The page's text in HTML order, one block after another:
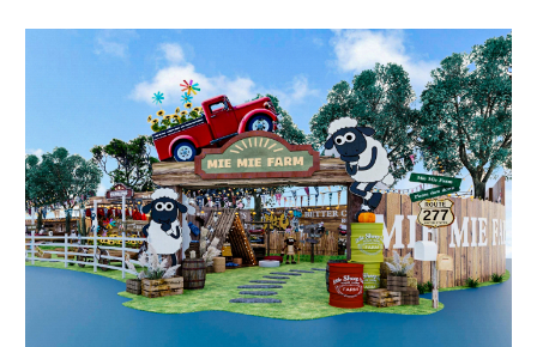
会展 彩票 娱乐 时尚
公益 书画 一带一路
上市公司 投教基地
地方频道
北京 天津 河北 山西
吉林 上海